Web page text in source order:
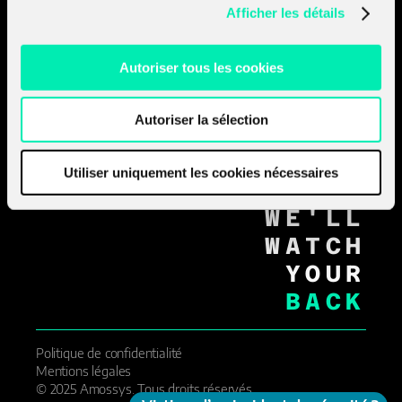
Afficher les détails
Autoriser tous les cookies
Autoriser la sélection
Utiliser uniquement les cookies nécessaires
LYON_
AIX_EN_PROVENCE_
GENÈVE_
MOVE
FORWARD
WE'LL
WATCH
YOUR
BACK
Politique de confidentialité
Mentions légales
© 2025 Amossys. Tous droits réservés.